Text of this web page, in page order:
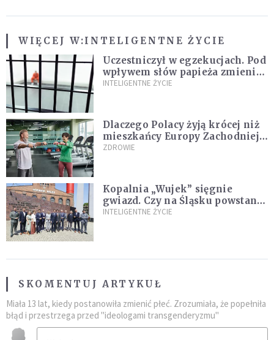
WIĘCEJ W:INTELIGENTNE ŻYCIE
Uczestniczył w egzekucjach. Pod
wpływem słów papieża zmienił
zdanie
INTELIGENTNE ŻYCIE
Dlaczego Polacy żyją krócej niż
mieszkańcy Europy Zachodniej?
Ekspertka wskazuje główne
ZDROWIE
Kopalnia „Wujek” sięgnie
gwiazd. Czy na Śląsku powstanie
„Dolina Krzemowa”?
INTELIGENTNE ŻYCIE
SKOMENTUJ ARTYKUŁ
Miała 13 lat, kiedy postanowiła zmienić płeć. Zrozumiała, że popełniła
błąd i przestrzega przed "ideologami transgenderyzmu"